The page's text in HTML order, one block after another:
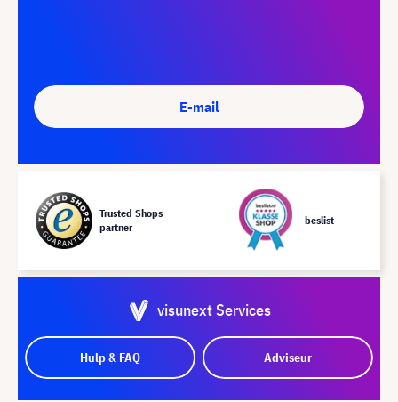
E-mail
Trusted Shops
partner
beslist
visunext Services
Hulp & FAQ Adviseur